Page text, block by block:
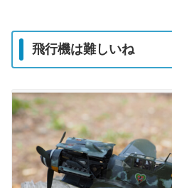
飛行機は難しいね